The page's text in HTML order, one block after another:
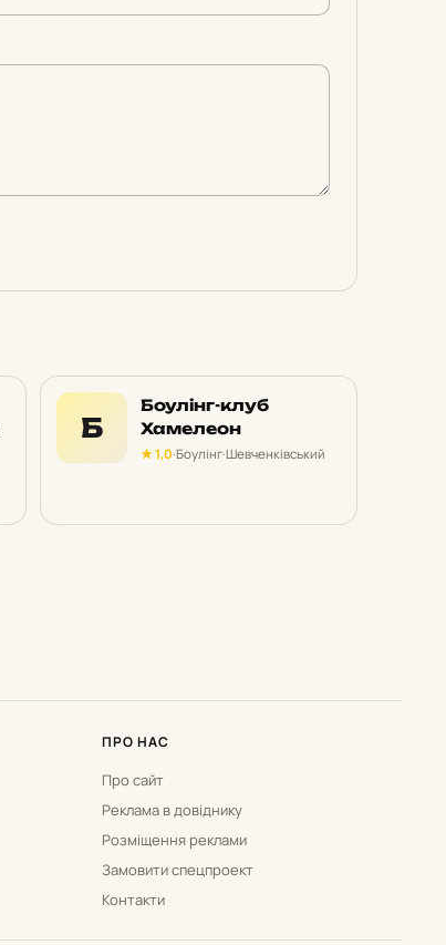
Б
Боулінг-клуб
Хамелеон
★ 1,0·Боулінг·Шевченківський
ПРО НАС
Про сайт
Реклама в довіднику
Розміщення реклами
Замовити спецпроект
Контакти